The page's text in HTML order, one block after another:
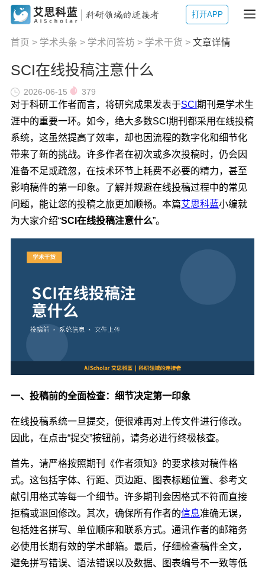
打开APP
首页 > 学术头条 > 学术问答坊 > 学术干货 > 文章详情
SCI在线投稿注意什么
2026-06-15 379
对于科研工作者而言，将研究成果发表于SCI 期刊是学术生
涯中的重要一环。如今，绝大多数SCI期刊都采用在线投稿
系统，这虽然提高了效率，却也因流程的数字化和细节化
带来了新的挑战。许多作者在初次或多次投稿时，仍会因
准备不足或疏忽，在技术环节上耗费不必要的精力，甚至
影响稿件的第一印象。了解并规避在线投稿过程中的常见
问题，能让您的投稿之旅更加顺畅。本篇艾思科蓝小编就
为大家介绍“SCI在线投稿注意什么”。
一、投稿前的全面检查：细节决定第一印象
在线投稿系统一旦提交，便很难再对上传文件进行修改。
因此，在点击“提交”按钮前，请务必进行终极核查。
首先，请严格按照期刊《作者须知》的要求核对稿件格
式。这包括字体、行距、页边距、图表标题位置、参考文
献引用格式等每一个细节。许多期刊会因格式不符而直接
拒稿或退回修改。其次，确保所有作者的信息准确无误，
包括姓名拼写、单位顺序和联系方式。通讯作者的邮箱务
必使用长期有效的学术邮箱。最后，仔细检查稿件全文，
避免拼写错误、语法错误以及数据、图表编号不一致等低